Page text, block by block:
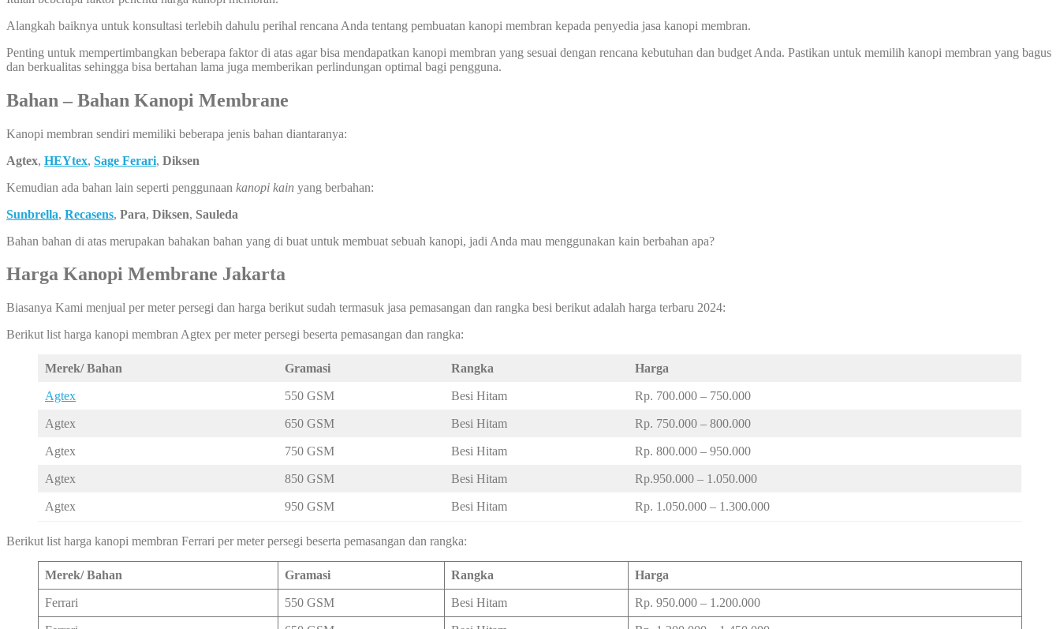
Alangkah baiknya untuk konsultasi terlebih dahulu perihal rencana Anda tentang pembuatan kanopi membran kepada penyedia jasa kanopi membran.
Penting untuk mempertimbangkan beberapa faktor di atas agar bisa mendapatkan kanopi membran yang sesuai dengan rencana kebutuhan dan budget Anda. Pastikan untuk memilih kanopi membran yang bagus
dan berkualitas sehingga bisa bertahan lama juga memberikan perlindungan optimal bagi pengguna.
Bahan – Bahan Kanopi Membrane
Kanopi membran sendiri memiliki beberapa jenis bahan diantaranya:
Agtex, HEYtex, Sage Ferari, Diksen
Kemudian ada bahan lain seperti penggunaan kanopi kain yang berbahan:
Sunbrella, Recasens, Para, Diksen, Sauleda
Bahan bahan di atas merupakan bahakan bahan yang di buat untuk membuat sebuah kanopi, jadi Anda mau menggunakan kain berbahan apa?
Harga Kanopi Membrane Jakarta
Biasanya Kami menjual per meter persegi dan harga berikut sudah termasuk jasa pemasangan dan rangka besi berikut adalah harga terbaru 2024:
Berikut list harga kanopi membran Agtex per meter persegi beserta pemasangan dan rangka:
Merek/ Bahan Gramasi Rangka Harga
Agtex 550 GSM Besi Hitam Rp. 700.000 – 750.000
Agtex 650 GSM Besi Hitam Rp. 750.000 – 800.000
Agtex 750 GSM Besi Hitam Rp. 800.000 – 950.000
Agtex 850 GSM Besi Hitam Rp.950.000 – 1.050.000
Agtex 950 GSM Besi Hitam Rp. 1.050.000 – 1.300.000
Berikut list harga kanopi membran Ferrari per meter persegi beserta pemasangan dan rangka:
Merek/ Bahan Gramasi Rangka Harga
Ferrari 550 GSM Besi Hitam Rp. 950.000 – 1.200.000